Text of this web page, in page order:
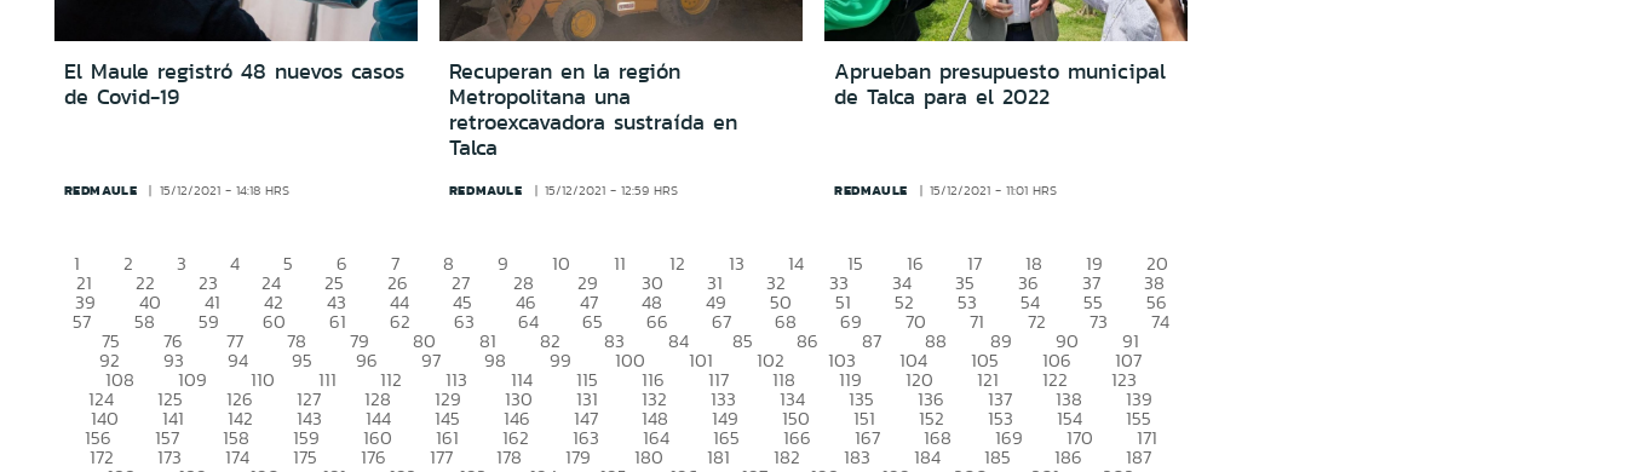
El Maule registró 48 nuevos casos
de Covid-19
REDMAULE 15/12/2021 - 14:18 HRS
Recuperan en la región
Metropolitana una
retroexcavadora sustraída en
Talca
REDMAULE 15/12/2021 - 12:59 HRS
Aprueban presupuesto municipal
de Talca para el 2022
REDMAULE 15/12/2021 - 11:01 HRS
1 2 3 4 5 6 7 8 9 10 11 12 13 14 15 16 17 18 19 20
21 22 23 24 25 26 27 28 29 30 31 32 33 34 35 36 37 38
39 40 41 42 43 44 45 46 47 48 49 50 51 52 53 54 55 56
57 58 59 60 61 62 63 64 65 66 67 68 69 70 71 72 73 74
75 76 77 78 79 80 81 82 83 84 85 86 87 88 89 90 91
92 93 94 95 96 97 98 99 100 101 102 103 104 105 106 107
108 109 110 111 112 113 114 115 116 117 118 119 120 121 122 123
124 125 126 127 128 129 130 131 132 133 134 135 136 137 138 139
140 141 142 143 144 145 146 147 148 149 150 151 152 153 154 155
156 157 158 159 160 161 162 163 164 165 166 167 168 169 170 171
172 173 174 175 176 177 178 179 180 181 182 183 184 185 186 187